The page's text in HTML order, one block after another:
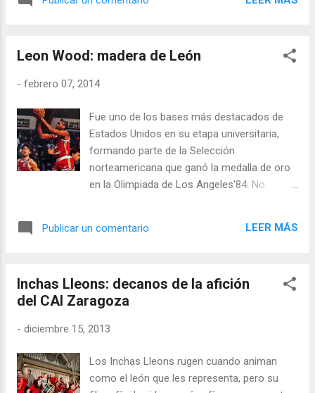
un equipo de Zaragoza.
Leon Wood: madera de León
- febrero 07, 2014
Fue uno de los bases más destacados de
Estados Unidos en su etapa universitaria,
formando parte de la Selección
norteamericana que ganó la medalla de oro
en la Olimpiada de Los Angeles'84. No
temporada en el CAI Zaragoza de Zeravica
algunos lo siguen considerando como el
americano con más talento que ha pasado
la mejor liga del mundo.
Publicar un comentario LEER MÁS
Inchas Lleons: decanos de la afición
del CAI Zaragoza
- diciembre 15, 2013
Los Inchas Lleons rugen cuando animan
como el león que les representa, pero su